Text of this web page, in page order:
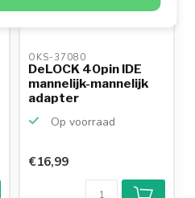
OKS-37080
DeLOCK 40pin IDE
mannelijk-mannelijk
adapter
Op voorraad
€16,99